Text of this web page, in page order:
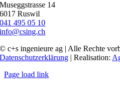
Museggstrasse 14
6017 Ruswil
041 495 05 10
info@csing.ch
© c+s ingenieure ag | Alle Rechte
Datenschutzerklärung | Realisation:
Page load link